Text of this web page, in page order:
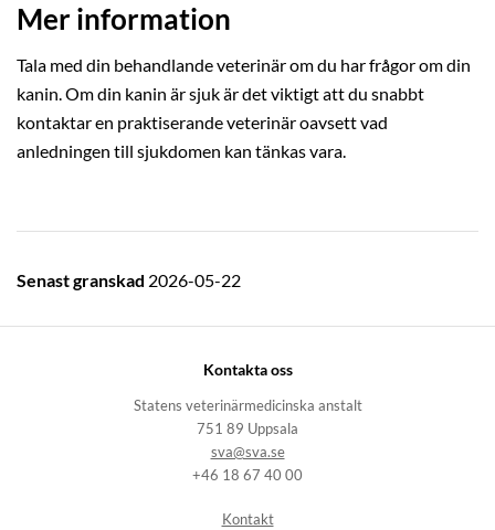
Mer information
Tala med din behandlande veterinär om du har frågor om din
kanin. Om din kanin är sjuk är det viktigt att du snabbt
kontaktar en praktiserande veterinär oavsett vad
anledningen till sjukdomen kan tänkas vara.
Senast granskad 2026-05-22
Kontakta oss
Statens veterinärmedicinska anstalt
751 89 Uppsala
sva@sva.se
+46 18 67 40 00
Kontakt